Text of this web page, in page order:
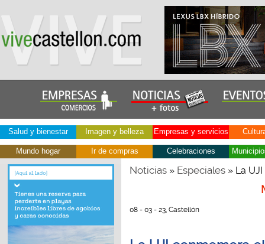
Salud y bienestar Imagen y belleza Empresas y servicios
Mundo hogar Ir de compras Celebraciones
Noticias» Especiales» La UJI
08 - 03 - 23, Castellón